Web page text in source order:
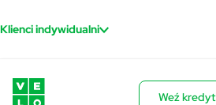
Klienci indywidualni
Weź kredyt